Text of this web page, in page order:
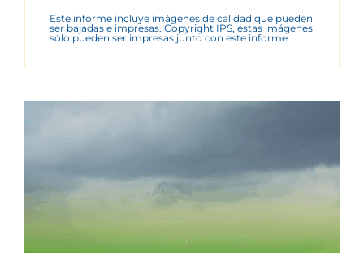
Este informe incluye imágenes de calidad que pueden
ser bajadas e impresas. Copyright IPS, estas imágenes
sólo pueden ser impresas junto con este informe